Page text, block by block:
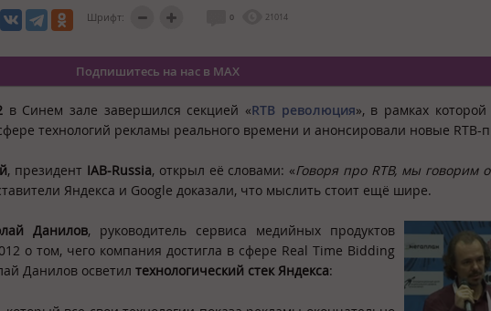
Шрифт: 0 21014
Подпишитесь на нас в MAX
в Синем зале завершился секцией «RTB революция», в рамках
технологий рекламы реального времени и анонсировали новые RTB-
, президент IAB-Russia, открыл её словами: «Говоря про RTB, мы говорим
Яндекса и Google доказали, что мыслить стоит ещё шире.
Данилов, руководитель сервиса медийных продуктов
о том, чего компания достигла в сфере Real Time Bidding
Данилов осветил технологический стек Яндекса: